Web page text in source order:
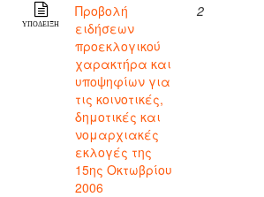
ΥΠΟΔΕΙΞΗ
Προβολή
ειδήσεων
προεκλογικού
χαρακτήρα και
υποψηφίων για
τις κοινοτικές,
δημοτικές και
νομαρχιακές
εκλογές της
15ης Οκτωβρίου
2006
2